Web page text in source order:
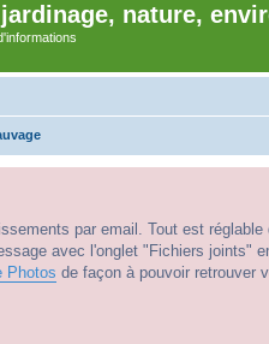
nature,
par email. Tout est réglable
avec l'onglet "Fichiers joints"
Photos de façon à pouvoir retrouver